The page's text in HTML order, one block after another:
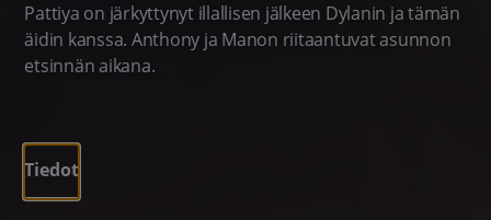
Pattiya on järkyttynyt illallisen jälkeen Dylanin ja tämän
äidin kanssa. Anthony ja Manon riitaantuvat asunnon
etsinnän aikana.
Tiedot